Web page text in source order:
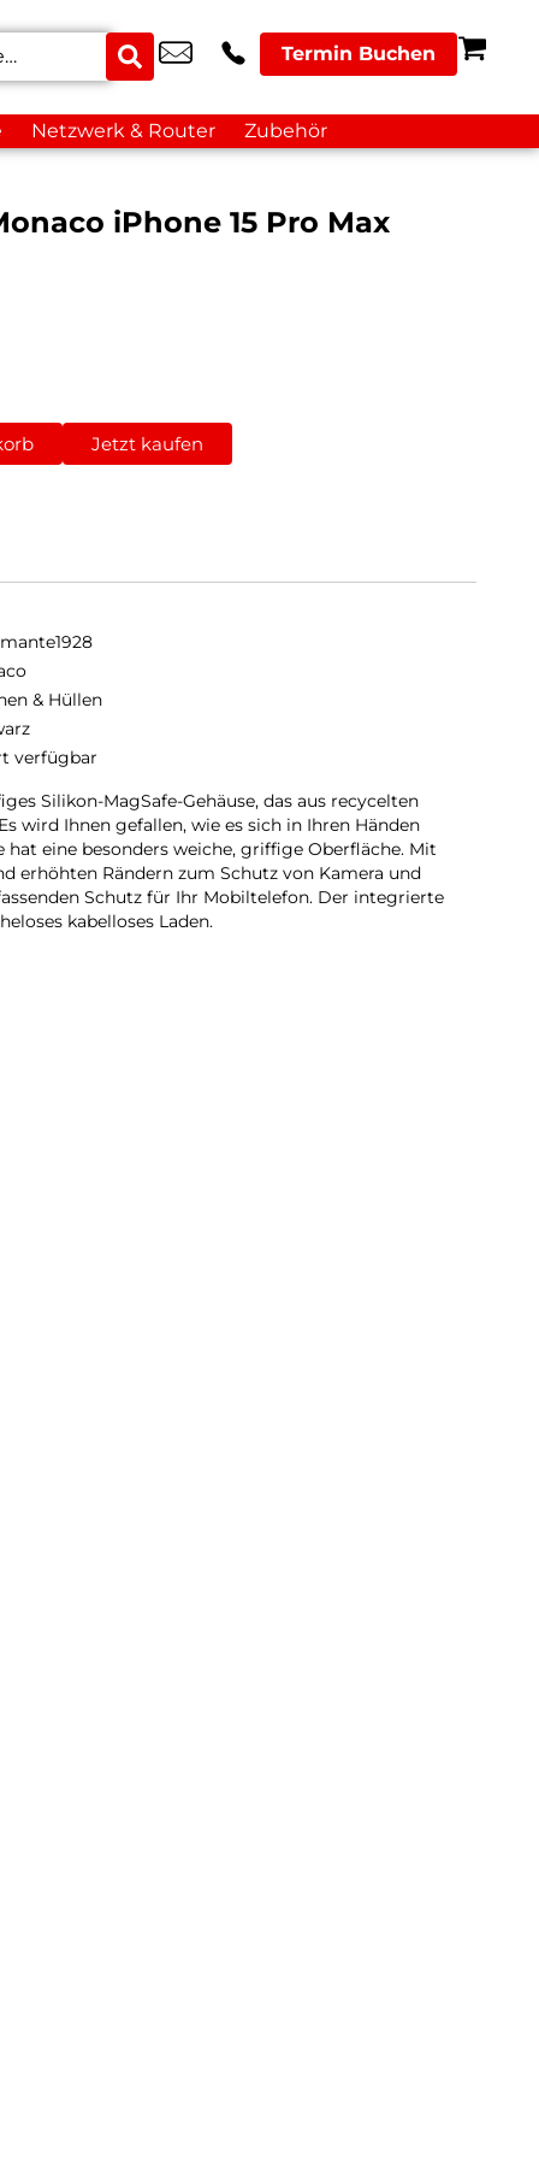
Termin Buchen
Netzwerk & Router Zubehör
iPhone 15 Pro Max
Jetzt kaufen
& Hüllen
verfügbar
Silikon-MagSafe-Gehäuse, das aus recycelten
wird Ihnen gefallen, wie es sich in Ihren Händen
hat eine besonders weiche, griffige Oberfläche. Mit
erhöhten Rändern zum Schutz von Kamera und
Schutz für Ihr Mobiltelefon. Der integrierte
kabelloses Laden.